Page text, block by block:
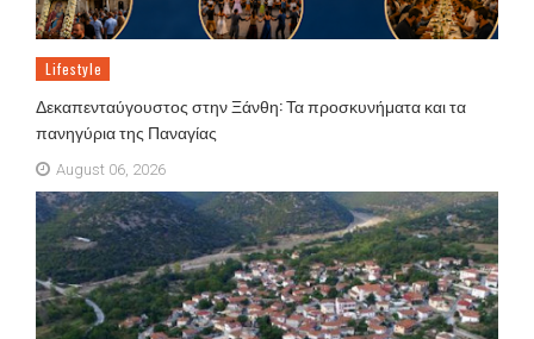
Lifestyle
Δεκαπενταύγουστος στην Ξάνθη: Τα προσκυνήματα και τα
πανηγύρια της Παναγίας
August 06, 2026